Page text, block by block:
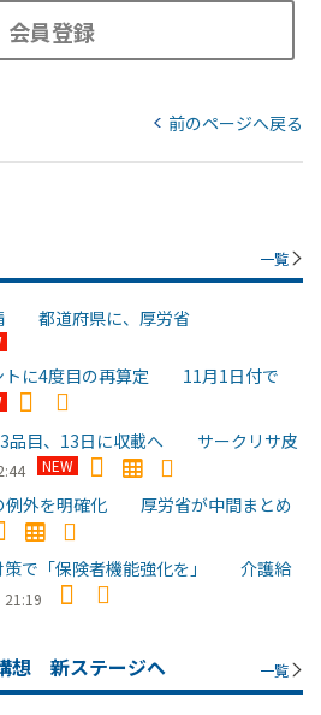
会員登録
前のページへ戻る
一覧
都道府県に、厚労省
トに4度目の再算定 11月1日付で
品目、13日に収載へ サークリサ皮
NEW
例外を明確化 厚労省が中間まとめ
策で「保険者機能強化を」 介護給
21:19
想 新ステージへ 一覧